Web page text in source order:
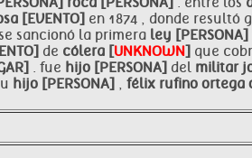
[EVENTO] en 1874 , donde resultó
se sancionó la primera ley [PERSONA]
de cólera [UNKNOWN] que
. fue hijo [PERSONA] del militar
hijo [PERSONA] , félix rufino ortega